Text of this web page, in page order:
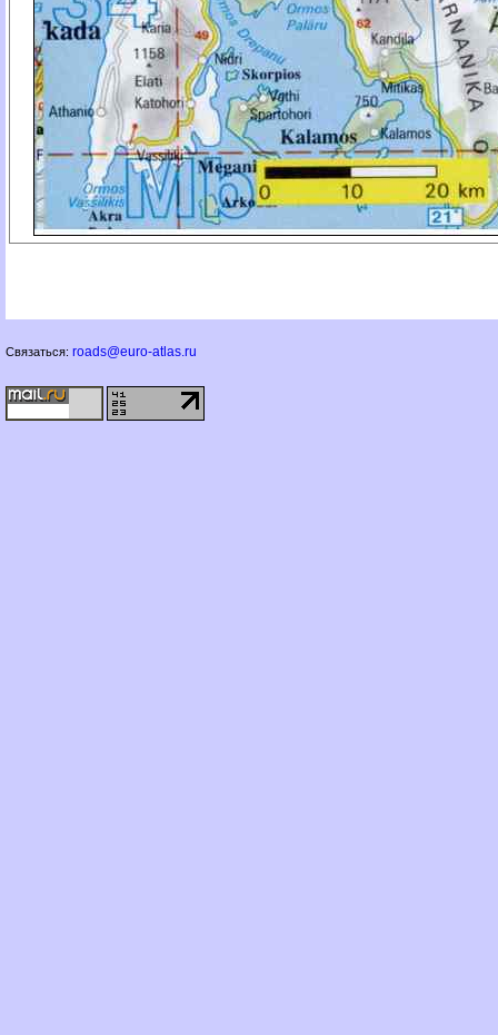
Связаться: roads@euro-atlas.ru